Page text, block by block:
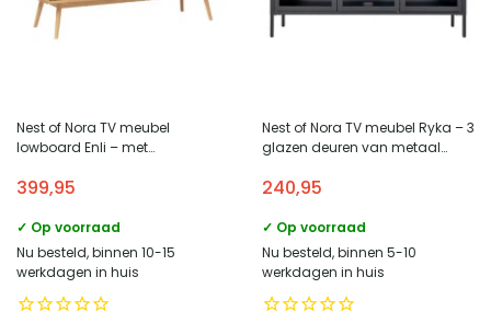
Nest of Nora TV meubel
lowboard Enli – met
Eikenhout rotan – Naturel
399,95
✓ Op voorraad
Nu besteld, binnen 10-15
werkdagen in huis
Nest of Nora TV meubel Ryka – 3
glazen deuren van metaal
240,95
✓ Op voorraad
Nu besteld, binnen 5-10
werkdagen in huis